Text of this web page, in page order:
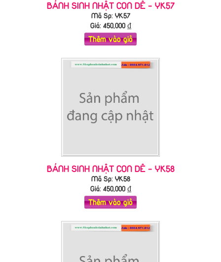
BÁNH SINH NHẬT CON DÊ - YK57
Mã Sp: YK57
Giá: 450,000₫
Thêm vào giỏ
BÁNH SINH NHẬT CON DÊ - YK58
Mã Sp: YK58
Giá: 450,000₫
Thêm vào giỏ